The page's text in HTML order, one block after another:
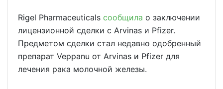
Rigel Pharmaceuticals сообщила о заключении
лицензионной сделки с Arvinas и Pfizer.
Предметом сделки стал недавно одобренный
препарат Veppanu от Arvinas и Pfizer для
лечения рака молочной железы.